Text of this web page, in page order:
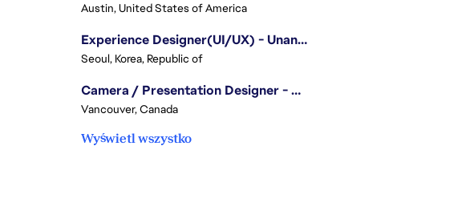
Austin, United States of America
Experience Designer(UI/UX) - Unannounced Project
Seoul, Korea, Republic of
Camera / Presentation Designer - American Football
Vancouver, Canada
Wyświetl wszystko